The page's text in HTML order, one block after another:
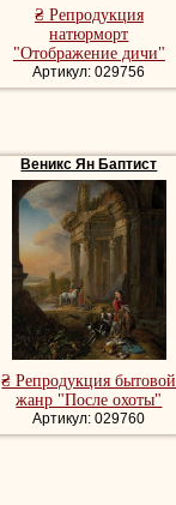
₴ Репродукция
натюрморт
"Отображение дичи"
Артикул: 029756
Веникс Ян Баптист
₴ Репродукция бытовой
жанр "После охоты"
Артикул: 029760